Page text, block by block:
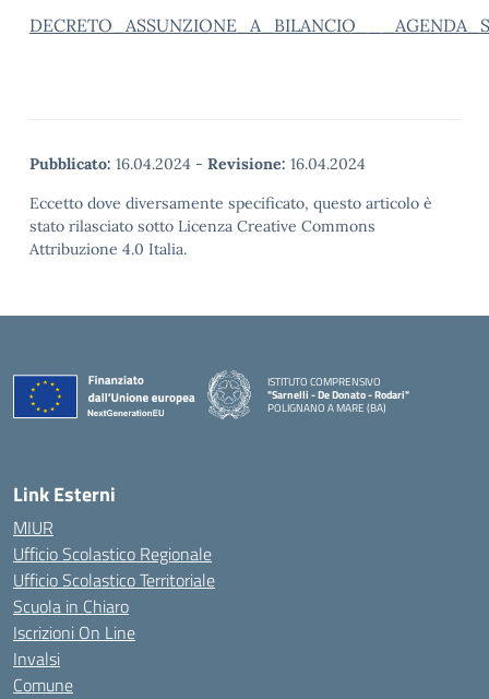
Pubblicato: 16.04.2024 - Revisione: 16.04.2024
Eccetto dove diversamente specificato, questo articolo è
stato rilasciato sotto Licenza Creative Commons
Attribuzione 4.0 Italia.
ISTITUTO COMPRENSIVO
"Sarnelli - De Donato - Rodari"
POLIGNANO A MARE (BA)
Link Esterni
MIUR
Ufficio Scolastico Regionale
Ufficio Scolastico Territoriale
Scuola in Chiaro
Iscrizioni On Line
Invalsi
Comune